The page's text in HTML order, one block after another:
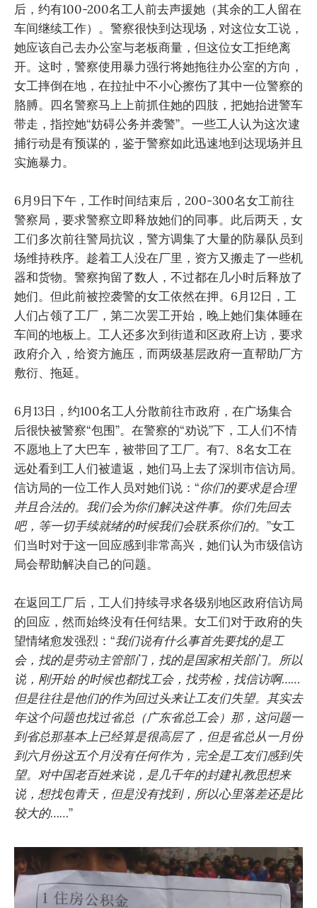
后，约有100-200名工人前去声援她（其余的工人留在
车间继续工作）。警察很快到达现场，对这位女工说，
她应该自己去办公室与老板商量，但这位女工拒绝离
开。这时，警察使用暴力强行将她拖往办公室的方向，
女工摔倒在地，在拉扯中不小心擦伤了其中一位警察的
胳膊。四名警察马上上前抓住她的四肢，把她抬进警车
带走，指控她“妨碍公务并袭警”。一些工人认为这次逮
捕行动是有预谋的，鉴于警察如此迅速地到达现场并且
实施暴力。
6月9日下午，工作时间结束后，200-300名女工前往
警察局，要求警察立即释放她们的同事。此后两天，女
工们多次前往警局抗议，警方调集了大量的防暴队员到
场维持秩序。趁着工人没在厂里，资方又搬走了一些机
器和货物。警察拘留了数人，不过都在几小时后释放了
她们。但此前被控袭警的女工依然在押。6月12日，工
人们占领了工厂，第二次罢工开始，晚上她们集体睡在
车间的地板上。工人还多次到街道和区政府上访，要求
政府介入，给资方施压，而两级基层政府一直帮助厂方
敷衍、拖延。
6月13日，约100名工人分散前往市政府，在广场集合
后很快被警察“包围”。在警察的“劝说”下，工人们不情
不愿地上了大巴车，被带回了工厂。有7、8名女工在
远处看到工人们被遣返，她们马上去了深圳市信访局。
信访局的一位工作人员对她们说：“你们的要求是合理
并且合法的。我们会为你们解决这件事。你们先回去
吧，等一切手续就绪的时候我们会联系你们的。”女工
们当时对于这一回应感到非常高兴，她们认为市级信访
局会帮助解决自己的问题。
在返回工厂后，工人们持续寻求各级别地区政府信访局
的回应，然而始终没有任何结果。女工们对于政府的失
望情绪愈发强烈：“我们说有什么事首先要找的是工
会，找的是劳动主管部门，找的是国家相关部门。所以
说，刚开始 的时候也都找工会，找劳检，找信访啊……
但是往往是他们的作为回过头来让工友们失望。其实去
年这个问题也找过省总（广东省总工会）那，这问题一
到省总那基本上已经算是很高层了，但是省总从一月份
到六月份这五个月没有任何作为，完全是工友们感到失
望。对中国老百姓来说，是几千年的封建礼教思想来
说，想找包青天，但是没有找到，所以心里落差还是比
较大的……”